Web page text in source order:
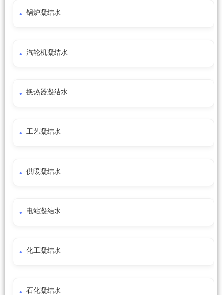
锅炉凝结水
汽轮机凝结水
换热器凝结水
工艺凝结水
供暖凝结水
电站凝结水
化工凝结水
石化凝结水